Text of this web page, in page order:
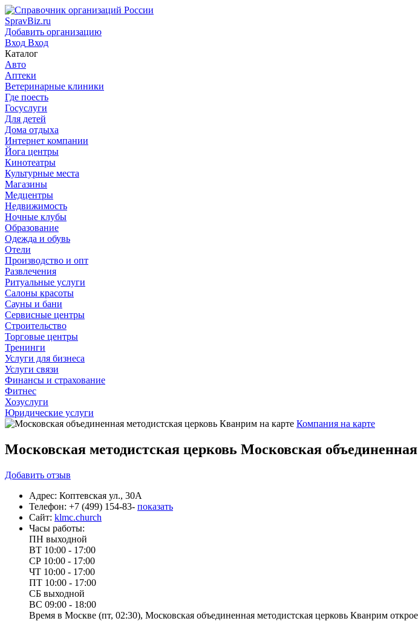
SpravBiz.ru
Добавить организацию
Вход Вход
Каталог
Авто
Аптеки
Ветеринарные клиники
Где поесть
Госуслуги
Для детей
Дома отдыха
Интернет компании
Йога центры
Кинотеатры
Культурные места
Магазины
Медцентры
Недвижимость
Ночные клубы
Образование
Одежда и обувь
Отели
Производство и опт
Развлечения
Ритуальные услуги
Салоны красоты
Сауны и бани
Сервисные центры
Строительство
Торговые центры
Тренинги
Услуги для бизнеса
Услуги связи
Финансы и страхование
Фитнес
Хозуслуги
Юридические услуги
Компания на карте
Московская методистская церковь Московская
Добавить отзыв
Адрес: Коптевская ул., 30А
Телефон: +7 (499) 154-83- показать
Сайт: klmc.church
Часы работы:
ПН выходной
ВТ 10:00 - 17:00
СР 10:00 - 17:00
ЧТ 10:00 - 17:00
ПТ 10:00 - 17:00
СБ выходной
ВС 09:00 - 18:00
Время в Москве (пт, 02:30), Московская объединенная методистская церковь Кванрим